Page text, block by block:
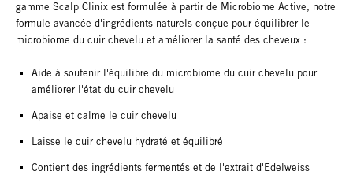
gamme Scalp Clinix est formulée à partir de Microbiome Active, notre
formule avancée d'ingrédients naturels conçue pour équilibrer le
microbiome du cuir chevelu et améliorer la santé des cheveux :
Aide à soutenir l'équilibre du microbiome du cuir chevelu pour
améliorer l'état du cuir chevelu
Apaise et calme le cuir chevelu
Laisse le cuir chevelu hydraté et équilibré
Contient des ingrédients fermentés et de l'extrait d'Edelweiss